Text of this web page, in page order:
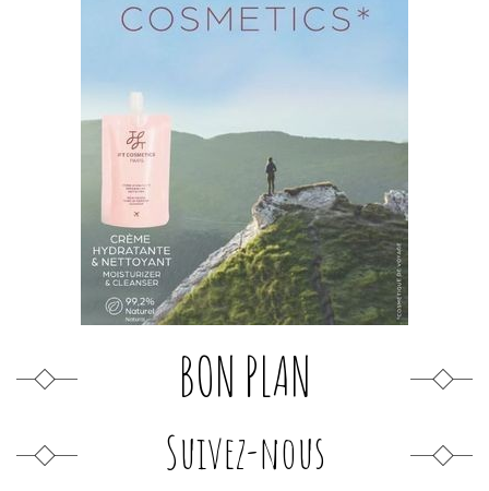
BON PLAN
Suivez-nous